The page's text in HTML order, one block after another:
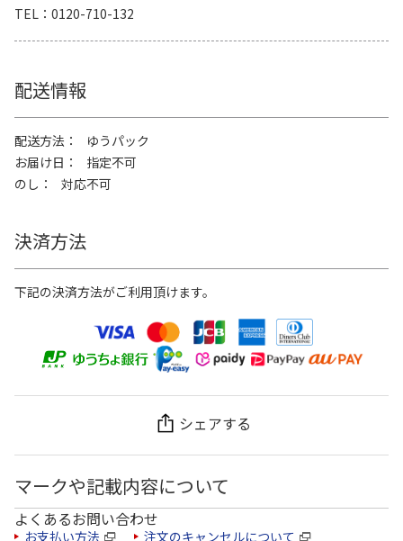
TEL
0120-710-132
配送情報
配送方法
ゆうパック
お届け日
指定不可
のし
対応不可
決済方法
下記の決済方法がご利用頂けます。
シェアする
マークや記載内容について
よくあるお問い合わせ
お支払い方法 注文のキャンセルについて